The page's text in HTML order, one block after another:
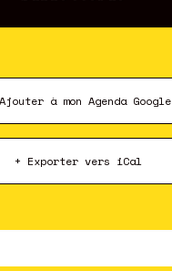
à mon Agenda Google
+ Exporter vers iCal